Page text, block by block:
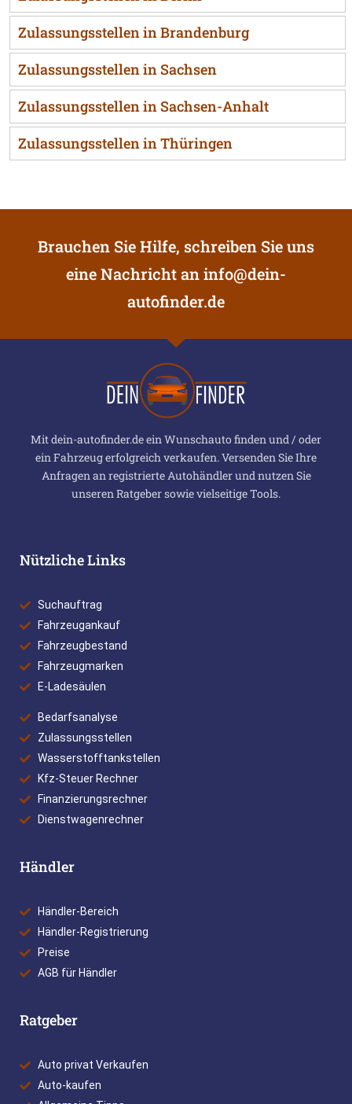
Zulassungsstellen in Brandenburg
Zulassungsstellen in Sachsen
Zulassungsstellen in Sachsen-Anhalt
Zulassungsstellen in Thüringen
Brauchen Sie Hilfe, schreiben Sie uns
eine Nachricht aninfo@dein-
autofinder.de
Mit dein-autofinder.de ein Wunschauto finden und / oder
ein Fahrzeug erfolgreich verkaufen. Versenden Sie Ihre
Anfragen an registrierte Autohändler und nutzen Sie
unseren Ratgeber sowie vielseitige Tools.
Nützliche Links
Suchauftrag
Fahrzeugankauf
Fahrzeugbestand
Fahrzeugmarken
E-Ladesäulen
Bedarfsanalyse
Zulassungsstellen
Wasserstofftankstellen
Kfz-Steuer Rechner
Finanzierungsrechner
Dienstwagenrechner
Händler
Händler-Bereich
Händler-Registrierung
Preise
AGB für Händler
Ratgeber
Auto privat Verkaufen
Auto-kaufen